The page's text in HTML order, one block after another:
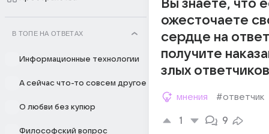
В ТОПЕ НА ОТВЕТАХ
Информационные технологии
А сейчас что-то совсем другое
О любви без купюр
Философский вопрос
Вы знаете, что
ожесточаете
сердце на
получите
злых
мнения #ответчик
1 9